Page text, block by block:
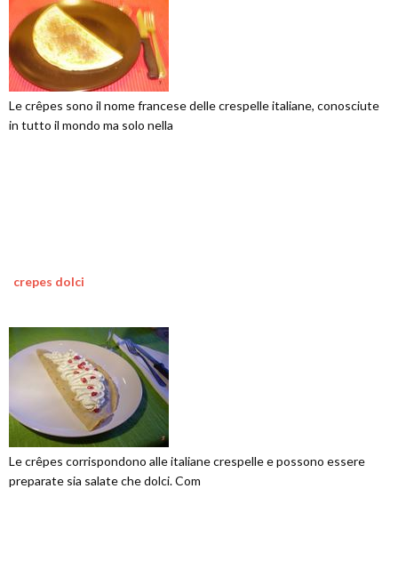
Le crêpes sono il nome francese delle crespelle italiane, conosciute
in tutto il mondo ma solo nella
crepes dolci
Le crêpes corrispondono alle italiane crespelle e possono essere
preparate sia salate che dolci. Com